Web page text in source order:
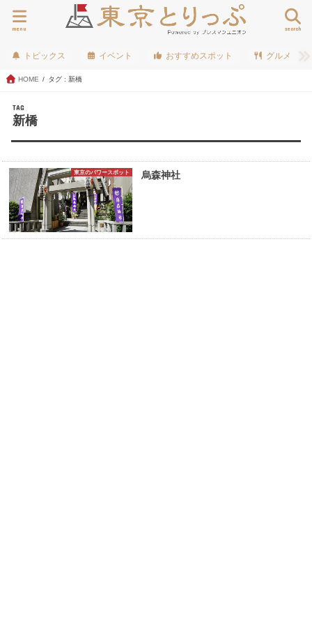
search
menu
トピックス イベント おすすめスポット グルメ
HOME タグ : 新橋
TAG
新橋
東京のパワースポット 烏森神社